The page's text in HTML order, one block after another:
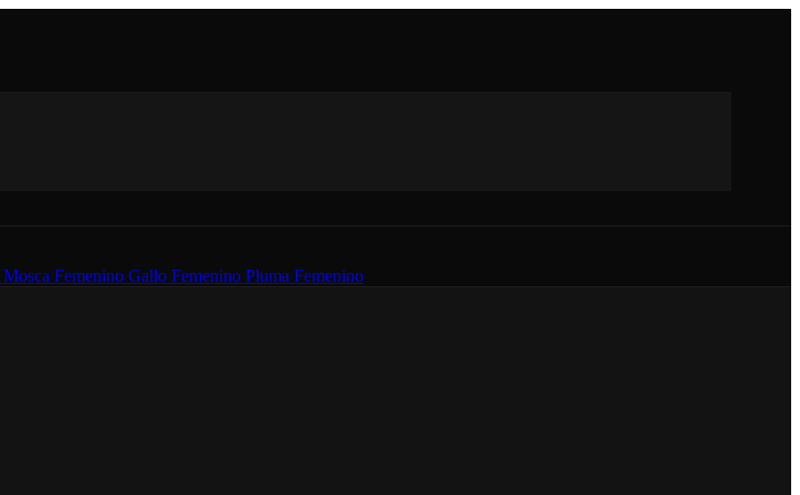
Mosca Femenino Gallo Femenino Pluma Femenino